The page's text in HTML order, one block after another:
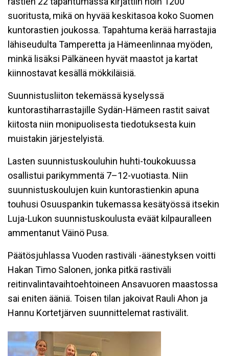
suoritusta, mikä on hyvää keskitasoa koko Suomen
kuntorastien joukossa. Tapahtuma kerää harrastajia
lähiseudulta Tamperetta ja Hämeenlinnaa myöden,
minkä lisäksi Pälkäneen hyvät maastot ja kartat
kiinnostavat kesällä mökkiläisiä.
Suunnistusliiton tekemässä kyselyssä
kuntorastiharrastajille Sydän-Hämeen rastit saivat
kiitosta niin monipuolisesta tiedotuksesta kuin
muistakin järjestelyistä.
Lasten suunnistuskouluhin huhti-toukokuussa
osallistui parikymmentä 7–12-vuotiasta. Niin
suunnistuskoulujen kuin kuntorastienkin apuna
touhusi Osuuspankin tukemassa kesätyössä itsekin
Luja-Lukon suunnistuskoulusta eväät kilpauralleen
ammentanut Väinö Pusa.
Päätösjuhlassa Vuoden rastiväli -äänestyksen voitti
Hakan Timo Salonen, jonka pitkä rastiväli
reitinvalintavaihtoehtoineen Ansavuoren maastossa
sai eniten ääniä. Toisen tilan jakoivat Rauli Ahon ja
Hannu Kortetjärven suunnittelemat rastivälit.